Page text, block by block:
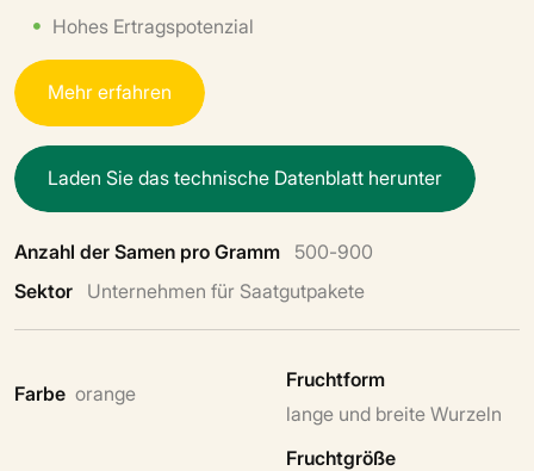
Hohes Ertragspotenzial
Mehrerfahren
Laden Siedastechnische Datenblatt herunter
Anzahl der Samen pro Gramm 500-900
Sektor Unternehmen für Saatgutpakete
Farbe orange
Fruchtform
lange und breite Wurzeln
Fruchtgröße